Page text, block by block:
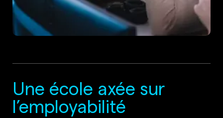
Une école axée sur
l’employabilité